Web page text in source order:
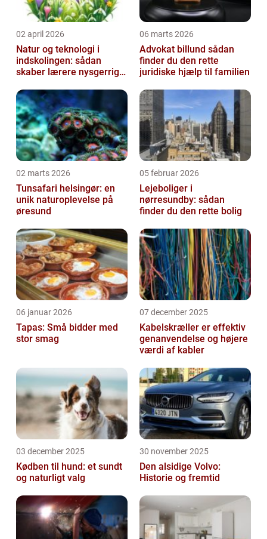
02 april 2026
Natur og teknologi i
indskolingen: sådan
skaber lærere nysgerrige
06 marts 2026
Advokat billund sådan
finder du den rette
juridiske hjælp til familien
02 marts 2026
Tunsafari helsingør: en
unik naturoplevelse på
øresund
05 februar 2026
Lejeboliger i
nørresundby: sådan
finder du den rette bolig
06 januar 2026
Tapas: Små bidder med
stor smag
07 december 2025
Kabelskræller er effektiv
genanvendelse og højere
værdi af kabler
03 december 2025
Kødben til hund: et sundt
og naturligt valg
30 november 2025
Den alsidige Volvo:
Historie og fremtid